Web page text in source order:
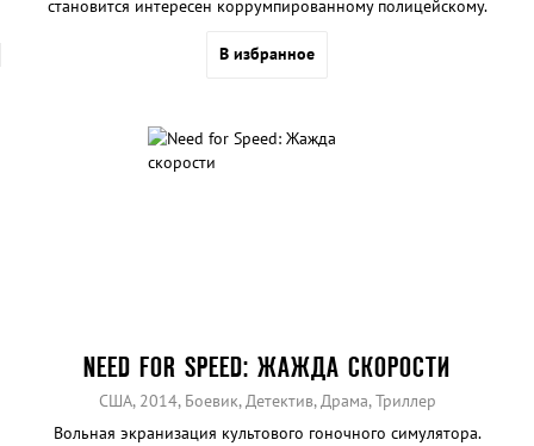
становится интересен коррумпированному полицейскому.
В избранное
NEED FOR SPEED: ЖАЖДА СКОРОСТИ
США, 2014, Боевик, Детектив, Драма, Триллер
Вольная экранизация культового гоночного симулятора.